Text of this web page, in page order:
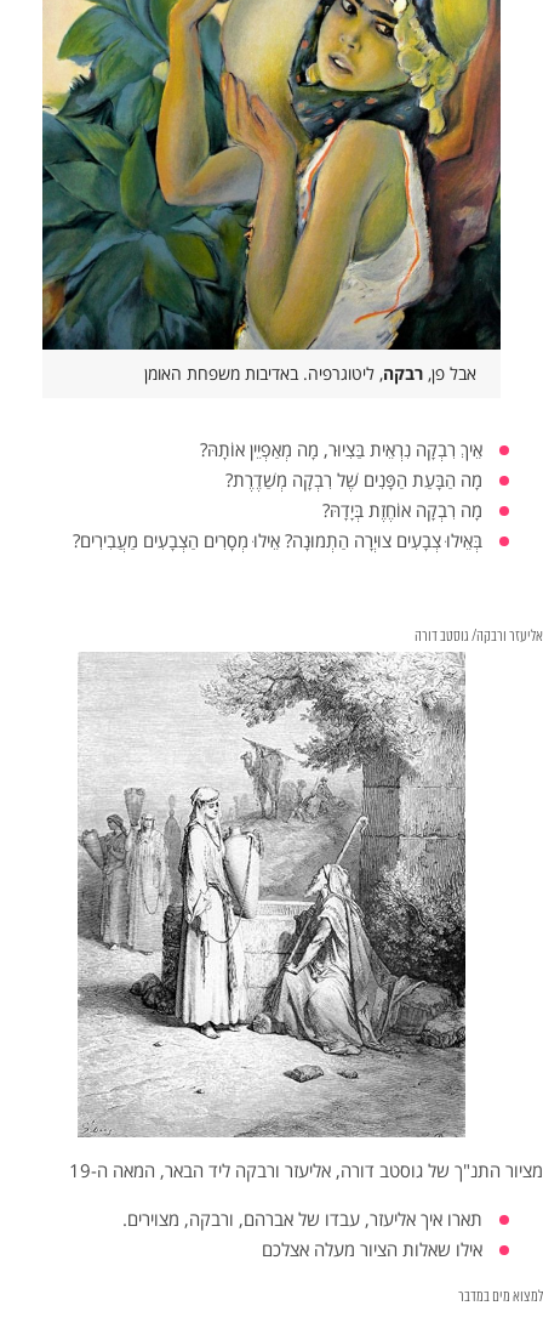
אבל פן, רבקה, ליטוגרפיה. באדיבות משפחת האומן
אֵיךְ רִבְקָה נִרְאֵית בַּצִיוּר, מָה מְאַפְיֵין אוֹתָהּ?
מָה הַבָּעַת הַפָּנִים שֶׁל רִבְקָה מְשַׁדֶרֶת?
מָה רִבְקָה אוֹחֶזֶת בְּיָדָהּ?
בְּאֵילוּ צְבָעִים צוּיְרָה הַתְמוּנָה? אֵילוּ מְסָרִים הַצְבָעִים מַעֲבִירִים?
אליעזר ורבקה/ גוסטב דורה
מציור התנ"ך של גוסטב דורה, אליעזר ורבקה ליד הבאר, המאה ה-19
תארו איך אליעזר, עבדו של אברהם, ורבקה, מצוירים.
אילו שאלות הציור מעלה אצלכם
למצוא מים במדבר